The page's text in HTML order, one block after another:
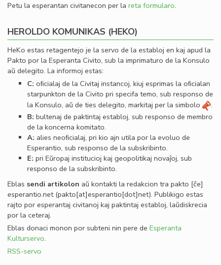
Petu la esperantan civitanecon per la reta formularo.
HEROLDO KOMUNIKAS (HEKO)
HeKo estas retagentejo je la servo de la establoj en kaj apud la
Pakto por la Esperanta Civito, sub la imprimaturo de la Konsulo
aŭ delegito. La informoj estas:
C: oﬁcialaj de la Civitaj instancoj, kiuj esprimas la oﬁcialan
starpunkton de la Civito pri specifa temo, sub responso de
la Konsulo, aŭ de ties delegito, markitaj per la simbolo
.
B: bultenaj de paktintaj establoj, sub responso de membro
de la koncerna komitato.
A: alies neoﬁcialaj, pri kio ajn utila por la evoluo de
Esperantio, sub responso de la subskribinto.
E: pri Eŭropaj institucioj kaj geopolitikaj novaĵoj, sub
responso de la subskribinto.
Eblas sendi artikolon aŭ kontakti la redakcion tra pakto [ĉe]
esperantio.net(pakto[at]esperantio[dot]net). Publikigo estas
rajto por esperantaj civitanoj kaj paktintaj establoj, laŭdiskrecia
por la ceteraj.
Eblas donaci monon por subteni nin pere de Esperanta
Kulturservo.
RSS-servo